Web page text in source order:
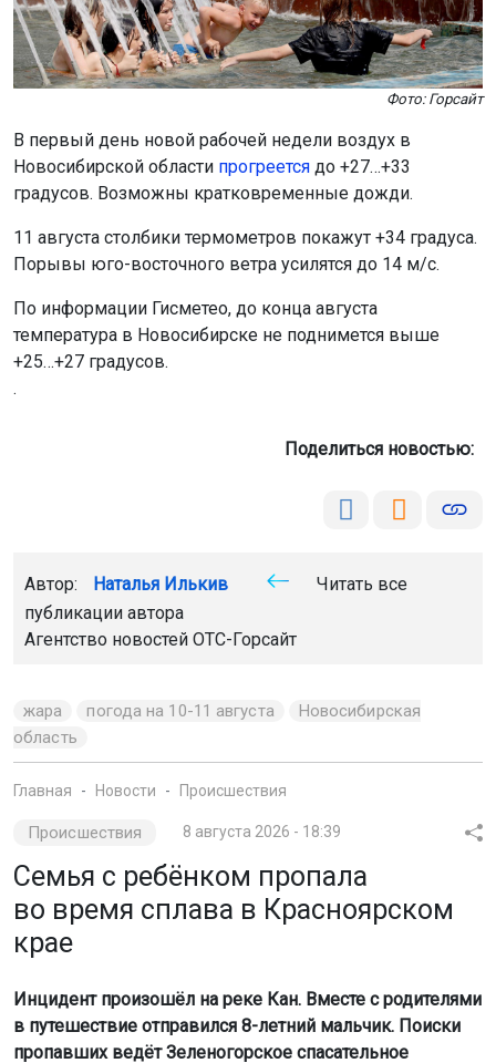
Фото: Горсайт
В первый день новой рабочей недели воздух в
Новосибирской области прогреется до +27…+33
градусов. Возможны кратковременные дожди.
11 августа столбики термометров покажут +34 градуса.
Порывы юго-восточного ветра усилятся до 14 м/с.
По информации Гисметео, до конца августа
температура в Новосибирске не поднимется выше
+25…+27 градусов.
.
Поделиться новостью:
Автор: Наталья Илькив
Читать все
публикации автора
Агентство новостей ОТС-Горсайт
жара погода на 10-11 августа
Новосибирская
область
Главная Новости Происшествия
Происшествия 8 августа 2026 - 18:39
Семья с ребёнком пропала
во время сплава в Красноярском
крае
Инцидент произошёл на реке Кан. Вместе с родителями
в путешествие отправился 8-летний мальчик. Поиски
пропавших ведёт Зеленогорское спасательное